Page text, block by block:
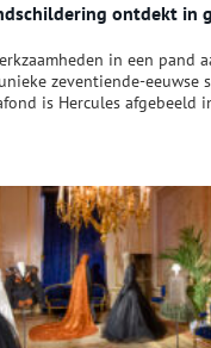
ontdekt in
in een pand
zeventiende-eeuwse
is Hercules afgebeeld
huisnummer niet te